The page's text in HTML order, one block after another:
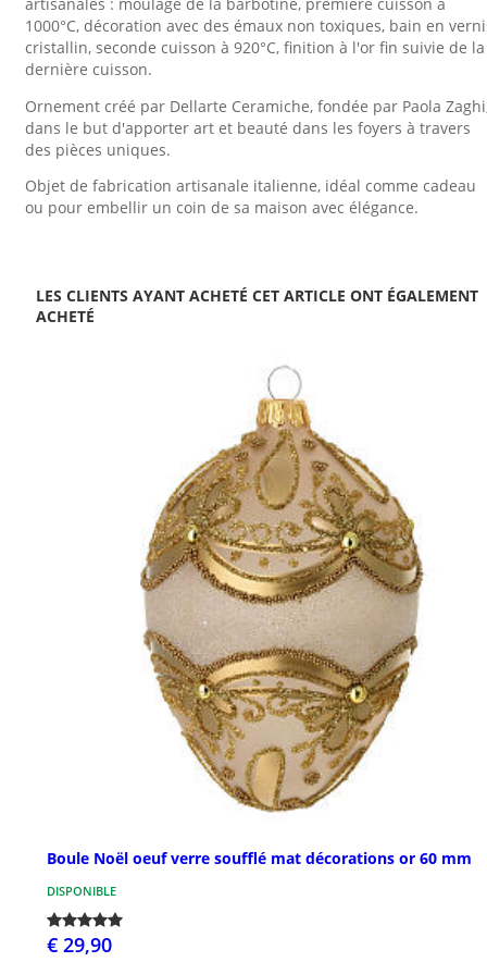
1000°C, décoration avec des émaux non toxiques, bain en
cristallin, seconde cuisson à 920°C, finition à l'or fin suivie de la
dernière cuisson.
Ornement créé par Dellarte Ceramiche, fondée par Paola
dans le but d'apporter art et beauté dans les foyers à travers
des pièces uniques.
Objet de fabrication artisanale italienne, idéal comme cadeau
ou pour embellir un coin de sa maison avec élégance.
LES CLIENTS AYANT ACHETÉ CET ARTICLE ONT ÉGALEMENT
ACHETÉ
Boule Noël oeuf verre soufflé mat décorations or 60 mm
DISPONIBLE
€ 29,90